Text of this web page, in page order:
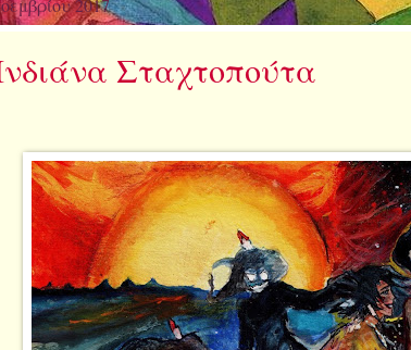
2017
Σταχτοπούτα